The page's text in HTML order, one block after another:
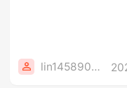
lin14589077